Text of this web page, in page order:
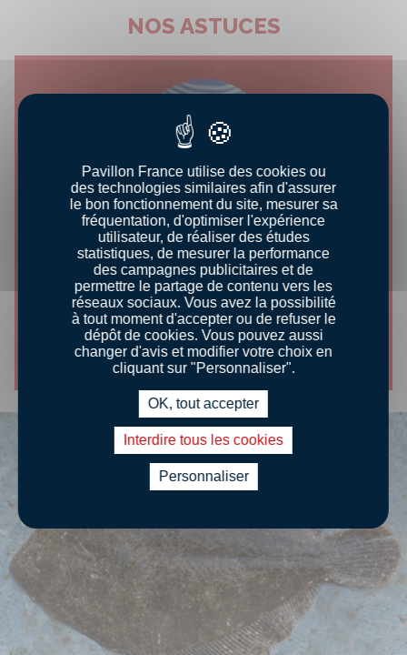
NOS ASTUCES
CONSEILS DÉGUSTATION
PRÉPAREZ UNE BARBUE CUITE
Découvrir le conseil
Pavillon France utilise des cookies ou
des technologies similaires afin d'assurer
le bon fonctionnement du site, mesurer sa
fréquentation, d'optimiser l'expérience
utilisateur, de réaliser des études
statistiques, de mesurer la performance
des campagnes publicitaires et de
permettre le partage de contenu vers les
réseaux sociaux. Vous avez la possibilité
à tout moment d'accepter ou de refuser le
dépôt de cookies. Vous pouvez aussi
changer d'avis et modifier votre choix en
cliquant sur "Personnaliser".
OK, tout accepter
Interdire tous les cookies
Personnaliser